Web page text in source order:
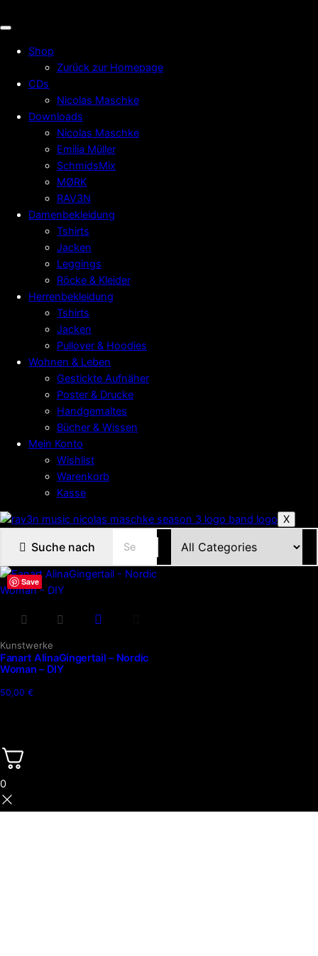
Shop
Zurück zur Homepage
CDs
Nicolas Maschke
Downloads
Nicolas Maschke
Emilia Müller
SchmidsMix
MØRK
RAV3N
Damenbekleidung
Tshirts
Jacken
Leggings
Röcke & Kleider
Herrenbekleidung
Tshirts
Jacken
Pullover & Hoodies
Wohnen & Leben
Gestickte Aufnäher
Poster & Drucke
Handgemaltes
Bücher & Wissen
Mein Konto
Wishlist
Warenkorb
Kasse
X
Suche nach
Save
Kunstwerke
Fanart AlinaGingertail – Nordic
Woman – DIY
50,00 €
0